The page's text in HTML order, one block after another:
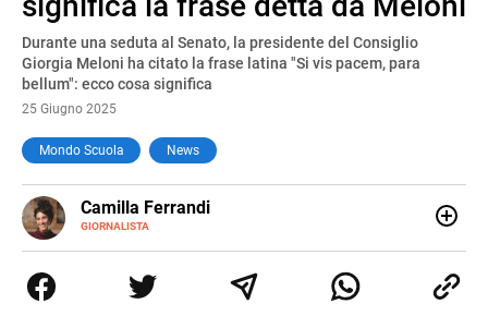
Durante una seduta al Senato, la presidente del Consiglio
Giorgia Meloni ha citato la frase latina "Si vis pacem, para
bellum": ecco cosa significa
25 Giugno 2025
Mondo Scuola News
Camilla Ferrandi
GIORNALISTA
E-
MAIL
LINKEDIN
di trasformare la passione per la scrittura in un lavoro, e
da lì non mi sono più fermata. L’attualità è il mio pane